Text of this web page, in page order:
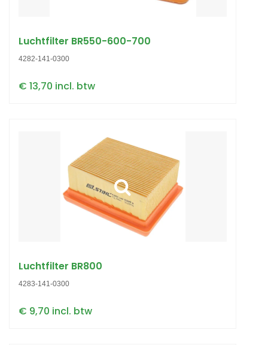
Luchtfilter BR550-600-700
4282-141-0300
€ 13,70 incl. btw
Luchtfilter BR800
4283-141-0300
€ 9,70 incl. btw